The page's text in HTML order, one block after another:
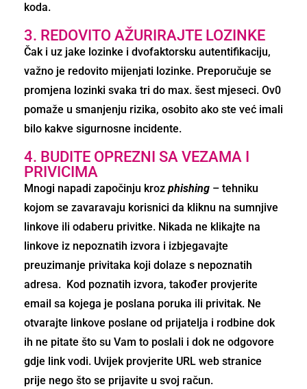
koda.
3. REDOVITO AŽURIRAJTE LOZINKE
Čak i uz jake lozinke i dvofaktorsku autentifikaciju,
važno je redovito mijenjati lozinke. Preporučuje se
promjena lozinki svaka tri do max. šest mjeseci. Ov0
pomaže u smanjenju rizika, osobito ako ste već imali
bilo kakve sigurnosne incidente.
4. BUDITE OPREZNI SA VEZAMA I
PRIVICIMA
Mnogi napadi započinju kroz phishing – tehniku
kojom se zavaravaju korisnici da kliknu na sumnjive
linkove ili odaberu privitke. Nikada ne klikajte na
linkove iz nepoznatih izvora i izbjegavajte
preuzimanje privitaka koji dolaze s nepoznatih
adresa. Kod poznatih izvora, također provjerite
email sa kojega je poslana poruka ili privitak. Ne
otvarajte linkove poslane od prijatelja i rodbine dok
ih ne pitate što su Vam to poslali i dok ne odgovore
gdje link vodi. Uvijek provjerite URL web stranice
prije nego što se prijavite u svoj račun.